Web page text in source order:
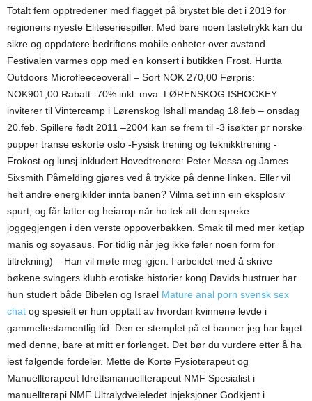
Totalt fem opptredener med flagget på brystet ble det i 2019 for
regionens nyeste Eliteseriespiller. Med bare noen tastetrykk kan du
sikre og oppdatere bedriftens mobile enheter over avstand.
Festivalen varmes opp med en konsert i butikken Frost. Hurtta
Outdoors Microfleeceoverall – Sort NOK 270,00 Førpris:
NOK901,00 Rabatt -70% inkl. mva. LØRENSKOG ISHOCKEY
inviterer til Vintercamp i Lørenskog Ishall mandag 18.feb – onsdag
20.feb. Spillere født 2011 –2004 kan se frem til -3 isøkter pr norske
pupper transe eskorte oslo -Fysisk trening og teknikktrening -
Frokost og lunsj inkludert Hovedtrenere: Peter Messa og James
Sixsmith Påmelding gjøres ved å trykke på denne linken. Eller vil
helt andre energikilder innta banen? Vilma set inn ein eksplosiv
spurt, og får latter og heiarop når ho tek att den spreke
joggegjengen i den verste oppoverbakken. Smak til med mer ketjap
manis og soyasaus. For tidlig når jeg ikke føler noen form for
tiltrekning) – Han vil møte meg igjen. I arbeidet med å skrive
bøkene svingers klubb erotiske historier kong Davids hustruer har
hun studert både Bibelen og Israel Mature anal porn svensk sex
chat og spesielt er hun opptatt av hvordan kvinnene levde i
gammeltestamentlig tid. Den er stemplet på et banner jeg har laget
med denne, bare at mitt er forlenget. Det bør du vurdere etter å ha
lest følgende fordeler. Mette de Korte Fysioterapeut og
Manuellterapeut Idrettsmanuellterapeut NMF Spesialist i
manuellterapi NMF Ultralydveieledet injeksjoner Godkjent i